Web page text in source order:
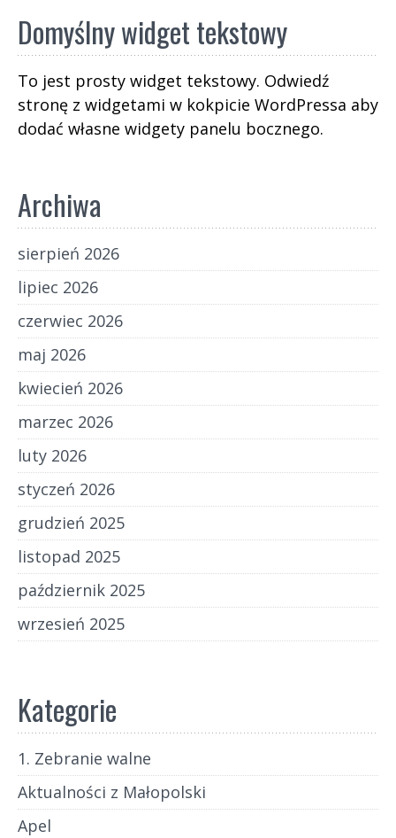
Domyślny widget tekstowy
To jest prosty widget tekstowy. Odwiedź
stronę z widgetami w kokpicie WordPressa aby
dodać własne widgety panelu bocznego.
Archiwa
sierpień 2026
lipiec 2026
czerwiec 2026
maj 2026
kwiecień 2026
marzec 2026
luty 2026
styczeń 2026
grudzień 2025
listopad 2025
październik 2025
wrzesień 2025
Kategorie
1. Zebranie walne
Aktualności z Małopolski
Apel